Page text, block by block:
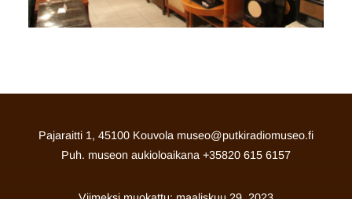
Pajaraitti 1, 45100 Kouvola museo@putkiradiomuseo.fi
Puh. museon aukioloaikana +35820 615 6157